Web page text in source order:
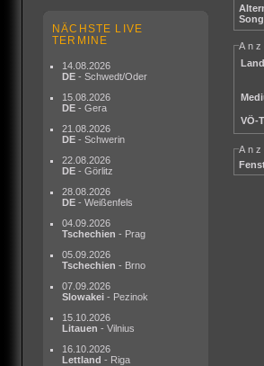
NÄCHSTE LIVE
TERMINE
14.08.2026
DE - Schwedt/Oder
15.08.2026
DE - Gera
21.08.2026
DE - Schwerin
22.08.2026
DE - Görlitz
28.08.2026
DE - Weißenfels
04.09.2026
Tschechien - Prag
05.09.2026
Tschechien - Brno
07.09.2026
Slowakei - Pezinok
15.10.2026
Litauen - Vilnius
16.10.2026
Lettland - Riga
VÖ-